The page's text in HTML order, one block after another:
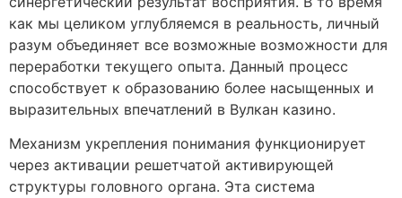
как мы целиком углубляемся в реальность, личный
разум объединяет все возможные возможности для
переработки текущего опыта. Данный процесс
способствует к образованию более насыщенных и
выразительных впечатлений в Вулкан казино.
Механизм укрепления понимания функционирует
через активации решетчатой активирующей
структуры головного органа. Эта система